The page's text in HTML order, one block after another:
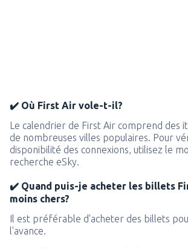
✔️ Où First Air vole-t-il?
Le calendrier de First Air comprend des
de nombreuses villes populaires. Pour
disponibilité des connexions, utilisez le
recherche eSky.
✔️ Quand puis-je acheter les billets
moins chers?
Il est préférable d'acheter des billets
l'avance.